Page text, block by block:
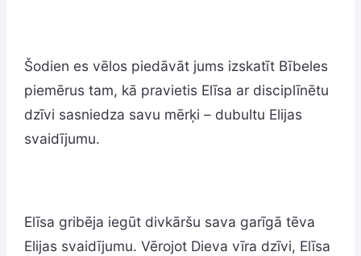
Šodien es vēlos piedāvāt jums izskatīt Bībeles
piemērus tam, kā pravietis Elīsa ar disciplīnētu
dzīvi sasniedza savu mērķi – dubultu Elijas
svaidījumu.
Elīsa gribēja iegūt divkāršu sava garīgā tēva
Elijas svaidījumu. Vērojot Dieva vīra dzīvi, Elīsa